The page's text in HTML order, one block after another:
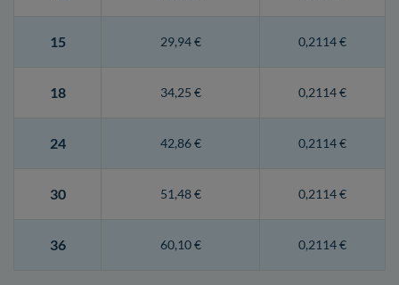
15 29,94 € 0,2114 €
18 34,25 € 0,2114 €
24 42,86 € 0,2114 €
30 51,48 € 0,2114 €
36 60,10 € 0,2114 €